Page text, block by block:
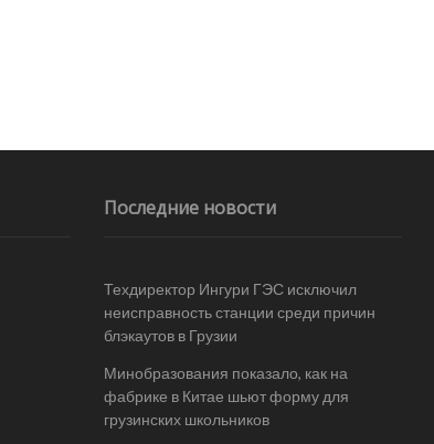
Последние новости
Техдиректор Ингури ГЭС исключил
неисправность станции среди причин
блэкаутов в Грузии
Минобразования показало, как на
фабрике в Китае шьют форму для
грузинских школьников